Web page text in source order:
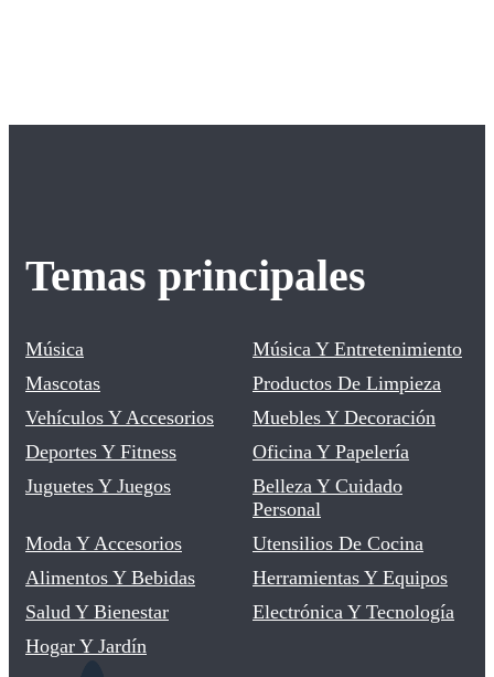
Temas principales
Música
Música Y Entretenimiento
Mascotas
Productos De Limpieza
Vehículos Y Accesorios
Muebles Y Decoración
Deportes Y Fitness
Oficina Y Papelería
Juguetes Y Juegos
Belleza Y Cuidado
Personal
Moda Y Accesorios
Utensilios De Cocina
Alimentos Y Bebidas
Herramientas Y Equipos
Salud Y Bienestar
Electrónica Y Tecnología
Hogar Y Jardín